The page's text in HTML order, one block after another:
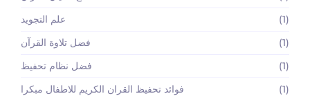
علم التجويد
(1)
فضل تلاوة القرآن
(1)
فضل نظام تحفيظ
(1)
فوائد تحفيظ القران الكريم للاطفال مبكرا
(1)